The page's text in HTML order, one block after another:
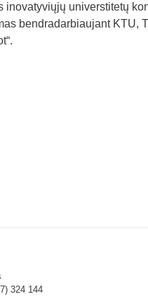
inovatyviųjų universtitetų
bendradarbiaujant KTU,
324 144